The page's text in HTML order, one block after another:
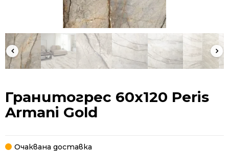
Гранитогрес 60х120 Peris
Armani Gold
Очаквана доставка